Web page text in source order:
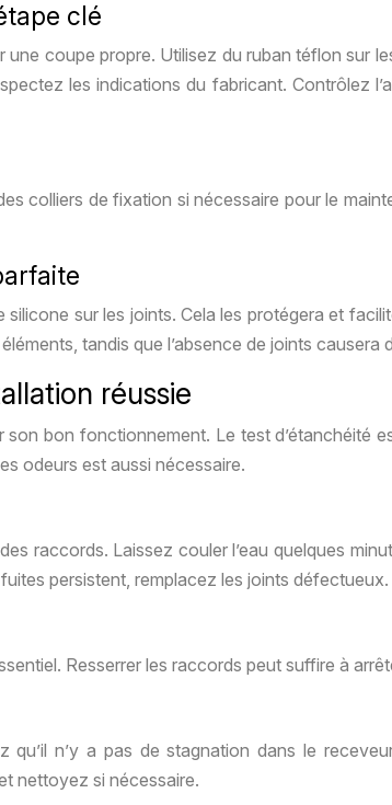
clé
coupe propre. Utilisez du ruban téflon sur
les indications du fabricant. Contrôlez
colliers de fixation si nécessaire pour le
sur les joints. Cela les protégera et
tandis que l’absence de joints causera
réussie
bon fonctionnement. Le test d’étanchéité
odeurs est aussi nécessaire.
raccords. Laissez couler l’eau quelques
persistent, remplacez les joints défectueux.
Resserrer les raccords peut suffire à
qu’il n’y a pas de stagnation dans le
nettoyez si nécessaire.